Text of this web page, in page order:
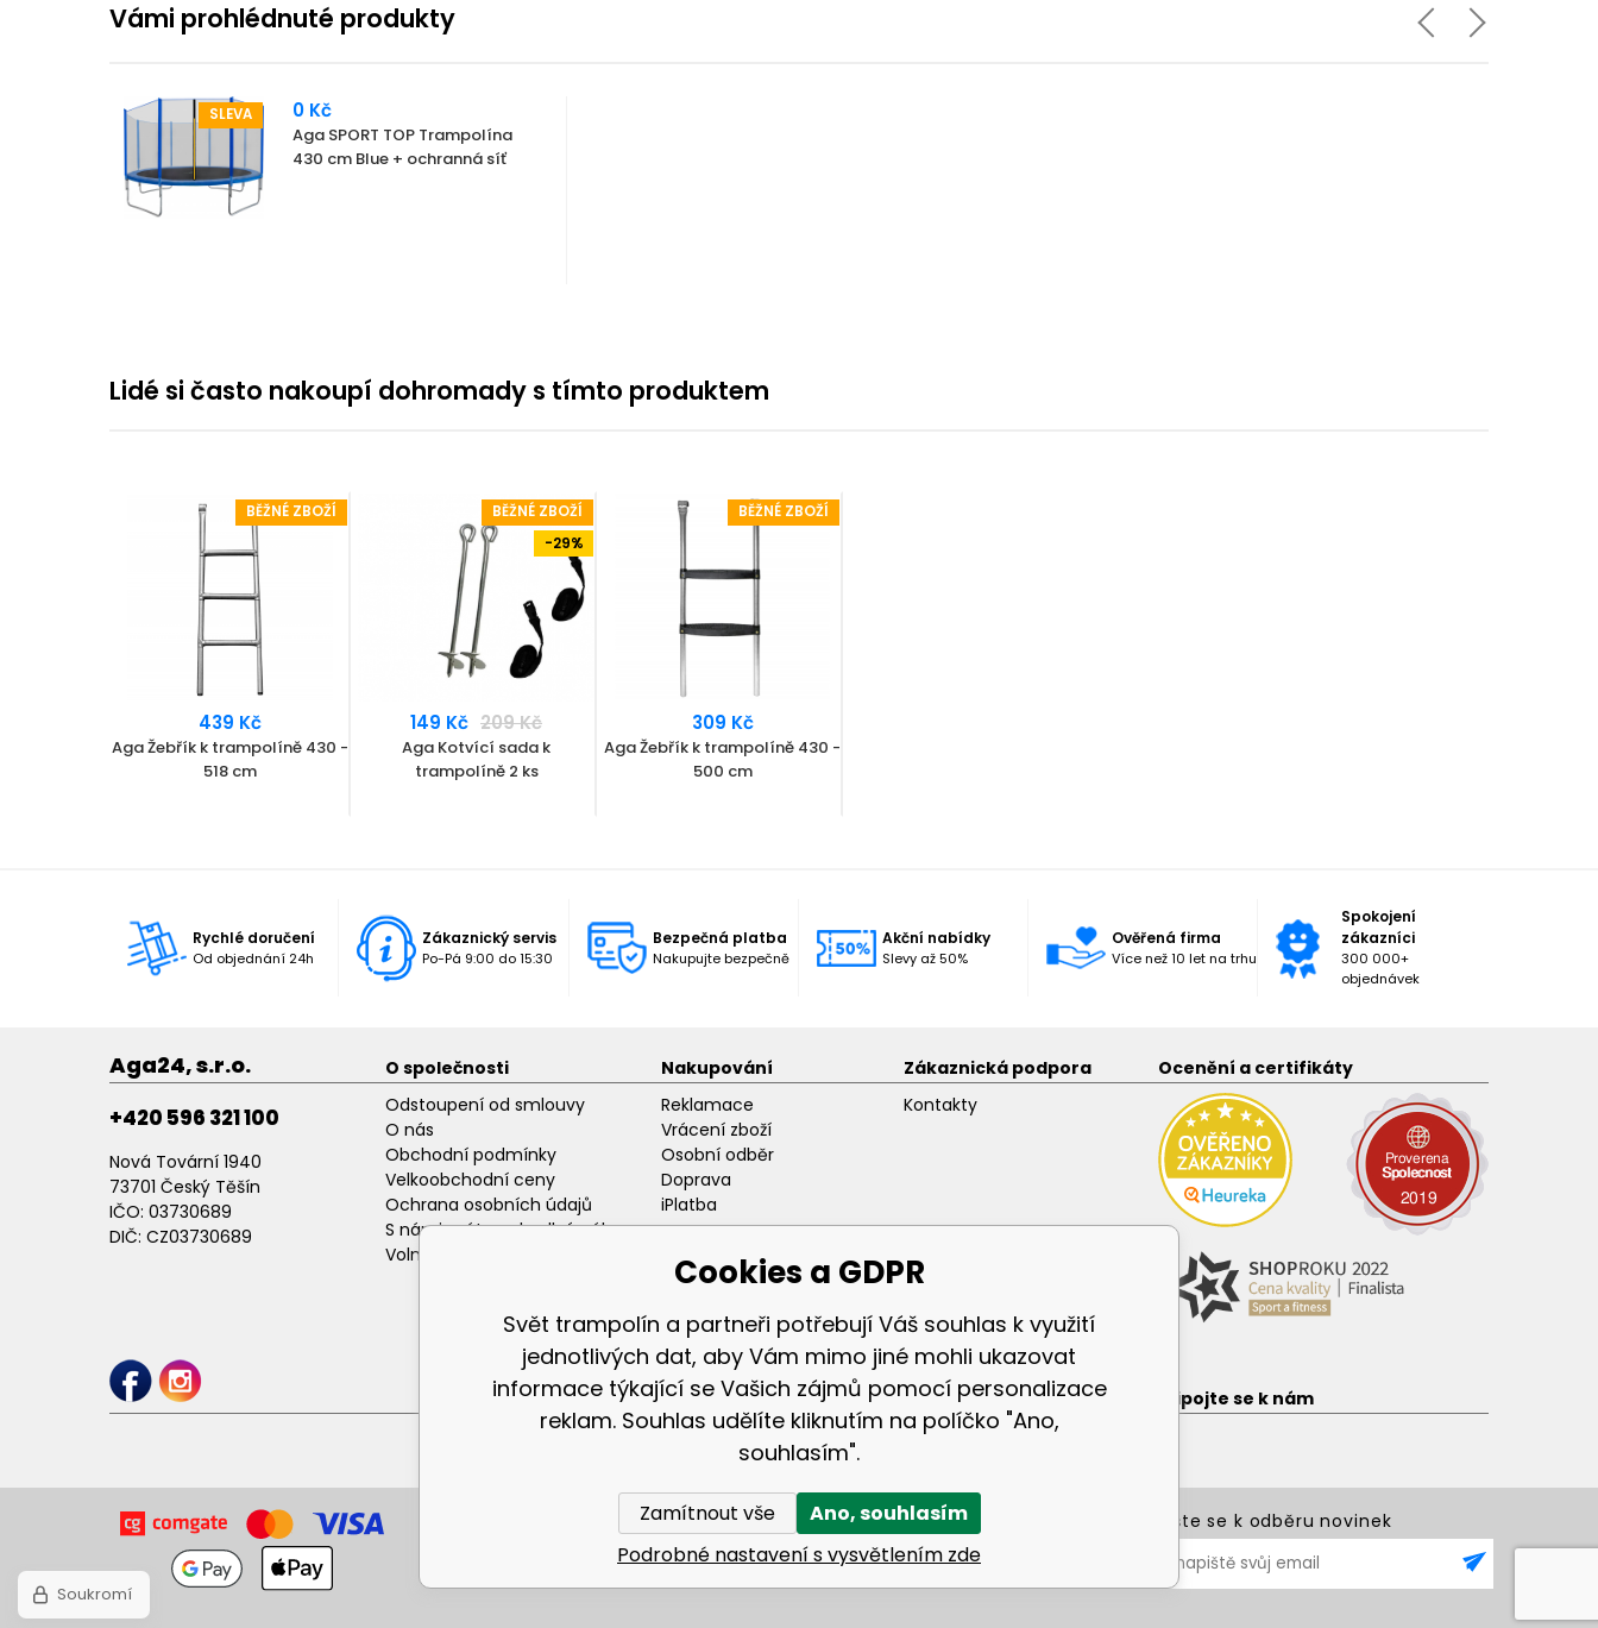
Vámi prohlédnuté produkty
SLEVA 0 Kč
Aga SPORT TOP Trampolína
430 cm Blue + ochranná síť
Lidé si často nakoupí dohromady s tímto produktem
BĚŽNÉ ZBOŽÍ
439 Kč
Aga Žebřík k trampolíně 430 -
518 cm
BĚŽNÉ ZBOŽÍ
-29%
149 Kč 209 Kč
Aga Kotvící sada k
trampolíně 2 ks
BĚŽNÉ ZBOŽÍ
309 Kč
Aga Žebřík k trampolíně 430 -
500 cm
Rychlé doručení
Od objednání 24h
Zákaznický servis
Po-Pá 9:00 do 15:30
Bezpečná platba
Nakupujte bezpečně
Akční nabídky
Slevy až 50%
Ověřená firma
Více než 10 let na trhu
Spokojení
zákazníci
300 000+
objednávek
Aga24, s.r.o.
+420 596 321 100
Nová Tovární 1940
73701 Český Těšín
IČO: 03730689
DIČ: CZ03730689
O společnosti
Odstoupení od smlouvy
O nás
Obchodní podmínky
Velkoobchodní ceny
Ochrana osobních údajů
S námi máte pohodlný nákup
Volné pracovní pozice
Nakupování
Reklamace
Vrácení zboží
Osobní odběr
Doprava
iPlatba
Zákaznická podpora
Kontakty
Ocenění a certifikáty
Zákaznická sekce
Přihlášení
Připojte se k nám
© 2026 AGA24 s.r.o., Všechna práva vyhrazena
WWW stránkydodalBINARGON.cz
Přihlašte se k odběru novinek
Cookies a GDPR
Svět trampolín a partneři potřebují Váš souhlas k využití
jednotlivých dat, aby Vám mimo jiné mohli ukazovat
informace týkající se Vašich zájmů pomocí personalizace
reklam. Souhlas udělíte kliknutím na políčko "Ano,
souhlasím".
Zamítnout vše
Ano, souhlasím
Podrobné nastavení s vysvětlením zde
Soukromí